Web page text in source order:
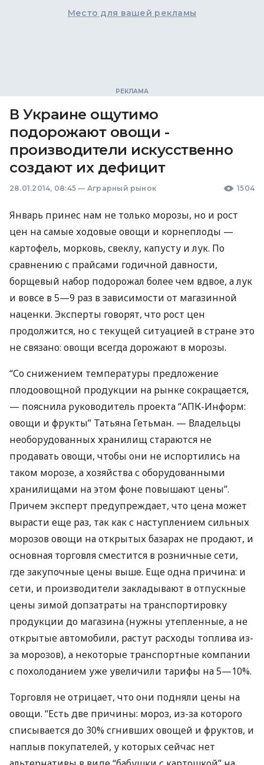
Место для вашей рекламы
В Украине ощутимо
подорожают овощи -
производители искусственно
создают их дефицит
28.01.2014, 08:45 — Аграрный рынок 1504
Январь принес нам не только морозы, но и рост
цен на самые ходовые овощи и корнеплоды —
картофель, морковь, свеклу, капусту и лук. По
сравнению с прайсами годичной давности,
борщевый набор подорожал более чем вдвое, а лук
и вовсе в 5—9 раз в зависимости от магазинной
наценки. Эксперты говорят, что рост цен
продолжится, но с текущей ситуацией в стране это
не связано: овощи всегда дорожают в морозы.
“Со снижением температуры предложение
плодоовощной продукции на рынке сокращается,
— пояснила руководитель проекта “АПК-Информ:
овощи и фрукты” Татьяна Гетьман. — Владельцы
необорудованных хранилищ стараются не
продавать овощи, чтобы они не испортились на
таком морозе, а хозяйства с оборудованными
хранилищами на этом фоне повышают цены”.
Причем эксперт предупреждает, что цена может
вырасти еще раз, так как с наступлением сильных
морозов овощи на открытых базарах не продают, и
основная торговля сместится в розничные сети,
где закупочные цены выше. Еще одна причина: и
сети, и производители закладывают в отпускные
цены зимой допзатраты на транспортировку
продукции до магазина (нужны утепленные, а не
открытые автомобили, растут расходы топлива из-
за морозов), а некоторые транспортные компании
с похолоданием уже увеличили тарифы на 5—10%.
Торговля не отрицает, что они подняли цены на
овощи. “Есть две причины: мороз, из-за которого
списывается до 30% сгнивших овощей и фруктов, и
наплыв покупателей, у которых сейчас нет